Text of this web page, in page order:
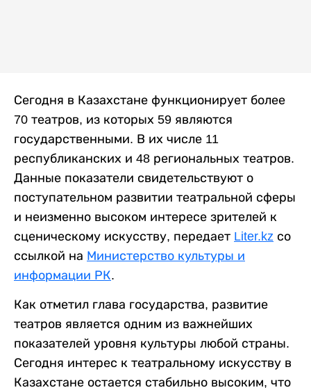
Сегодня в Казахстане функционирует более
70 театров, из которых 59 являются
государственными. В их числе 11
республиканских и 48 региональных театров.
Данные показатели свидетельствуют о
поступательном развитии театральной сферы
и неизменно высоком интересе зрителей к
сценическому искусству, передает Liter.kz со
ссылкой на Министерство культуры и
информации РК.
Как отметил глава государства, развитие
театров является одним из важнейших
показателей уровня культуры любой страны.
Сегодня интерес к театральному искусству в
Казахстане остается стабильно высоким, что